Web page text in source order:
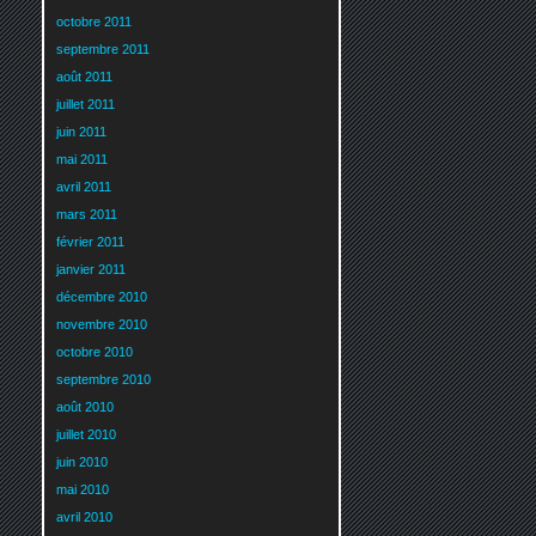
octobre 2011
septembre 2011
août 2011
juillet 2011
juin 2011
mai 2011
avril 2011
mars 2011
février 2011
janvier 2011
décembre 2010
novembre 2010
octobre 2010
septembre 2010
août 2010
juillet 2010
juin 2010
mai 2010
avril 2010